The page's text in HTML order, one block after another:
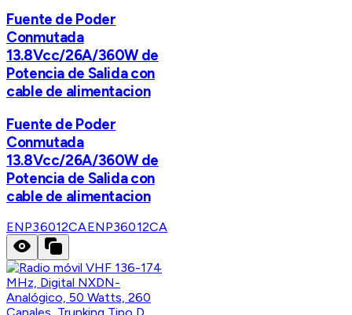
Fuente de Poder
Conmutada
13.8Vcc/26A/360W de
Potencia de Salida con
cable de alimentacion
Fuente de Poder
Conmutada
13.8Vcc/26A/360W de
Potencia de Salida con
cable de alimentacion
ENP36012CAENP36012CA